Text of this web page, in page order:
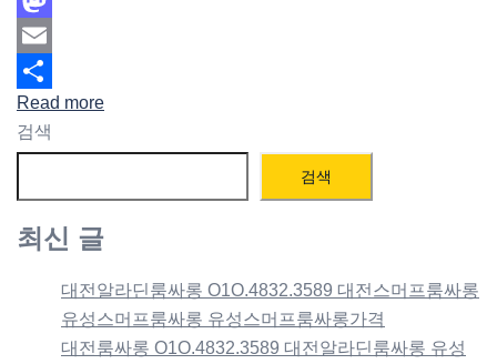
Mastodon
Email
Share
Read more
검색
검색
최신 글
대전알라딘룸싸롱 O1O.4832.3589 대전스머프룸싸롱
유성스머프룸싸롱 유성스머프룸싸롱가격
대전룸싸롱 O1O.4832.3589 대전알라딘룸싸롱 유성